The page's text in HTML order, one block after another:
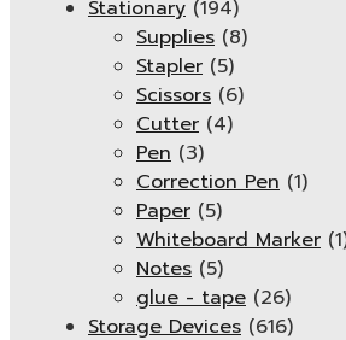
Stationary (194)
Supplies (8)
Stapler (5)
Scissors (6)
Cutter (4)
Pen (3)
Correction Pen (1)
Paper (5)
Whiteboard Marker
Notes (5)
glue - tape (26)
Storage Devices (616)